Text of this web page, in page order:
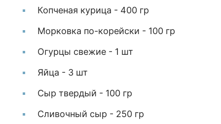
Копченая курица - 400 гр
Морковка по-корейски - 100 гр
Огурцы свежие - 1 шт
Яйца - 3 шт
Сыр твердый - 100 гр
Сливочный сыр - 250 гр